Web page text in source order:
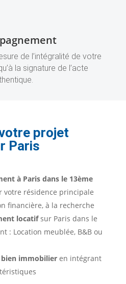
de l’intégralité de votre
la signature de l’acte
projet
Paris
à Paris dans le 13ème
résidence principale
financière, à la recherche
locatifsur Paris dans le
: Location meublée, B&B ou
immobilieren intégrant